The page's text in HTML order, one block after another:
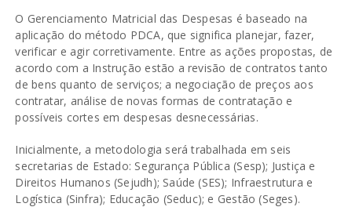
O Gerenciamento Matricial das Despesas é baseado na
aplicação do método PDCA, que significa planejar, fazer,
verificar e agir corretivamente. Entre as ações propostas, de
acordo com a Instrução estão a revisão de contratos tanto
de bens quanto de serviços; a negociação de preços aos
contratar, análise de novas formas de contratação e
possíveis cortes em despesas desnecessárias.
Inicialmente, a metodologia será trabalhada em seis
secretarias de Estado: Segurança Pública (Sesp); Justiça e
Direitos Humanos (Sejudh); Saúde (SES); Infraestrutura e
Logística (Sinfra); Educação (Seduc); e Gestão (Seges).